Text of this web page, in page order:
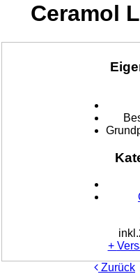
Ceramol
+
Zurück